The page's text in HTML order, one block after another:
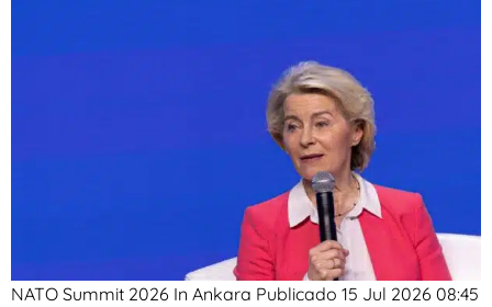
NATO Summit 2026 In Ankara Publicado 15 Jul 2026 08:45